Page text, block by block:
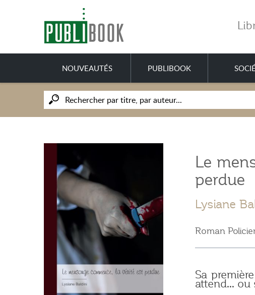
NOUVEAUTÉS PUBLIBOOK
Le
perdue
Lysiane
Roman
Sa
attend… ou